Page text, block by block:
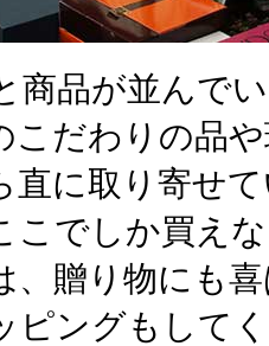
商品が並んで
こだわりの品
直に取り寄せ
こでしか買え
、贈り物にも
ピングもして